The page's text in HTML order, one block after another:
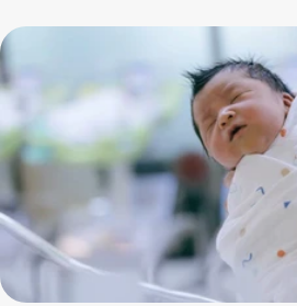
病人能即時掌握血糖變化、降低併發
準、更安心。